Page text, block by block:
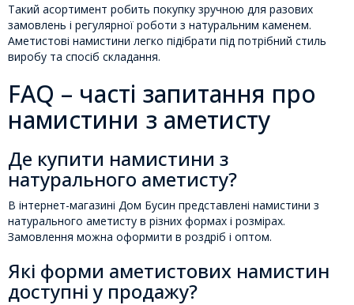
Такий асортимент робить покупку зручною для разових
замовлень і регулярної роботи з натуральним каменем.
Аметистові намистини легко підібрати під потрібний стиль
виробу та спосіб складання.
FAQ – часті запитання про
намистини з аметисту
Де купити намистини з
натурального аметисту?
В інтернет-магазині Дом Бусин представлені намистини з
натурального аметисту в різних формах і розмірах.
Замовлення можна оформити в роздріб і оптом.
Які форми аметистових намистин
доступні у продажу?